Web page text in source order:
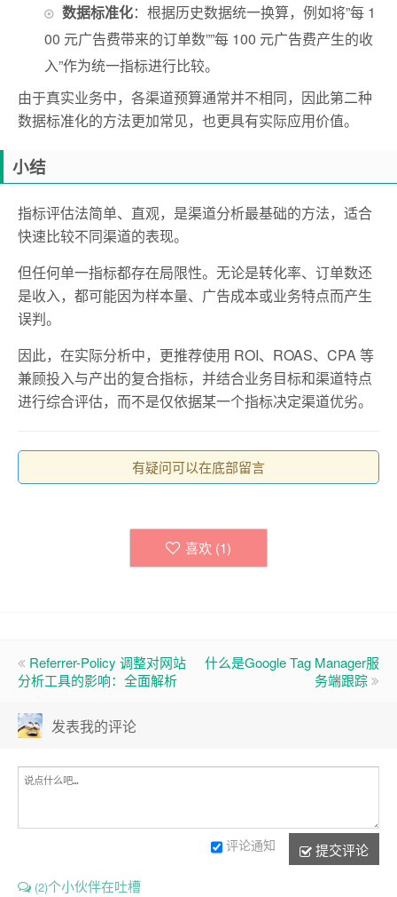
数据标准化：根据历史数据统一换算，例如将”每 1
00 元广告费带来的订单数””每 100 元广告费产生的收
入”作为统一指标进行比较。
由于真实业务中，各渠道预算通常并不相同，因此第二种
数据标准化的方法更加常见，也更具有实际应用价值。
小结
指标评估法简单、直观，是渠道分析最基础的方法，适合
快速比较不同渠道的表现。
但任何单一指标都存在局限性。无论是转化率、订单数还
是收入，都可能因为样本量、广告成本或业务特点而产生
误判。
因此，在实际分析中，更推荐使用 ROI、ROAS、CPA 等
兼顾投入与产出的复合指标，并结合业务目标和渠道特点
进行综合评估，而不是仅依据某一个指标决定渠道优劣。
有疑问可以在底部留言
喜欢 (1)
Referrer-Policy 调整对网站
分析工具的影响：全面解析
什么是Google Tag Manager服
务端跟踪
发表我的评论
提交评论
评论通知
(2)个小伙伴在吐槽